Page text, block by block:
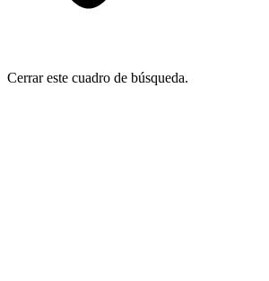
Cerrar este cuadro de búsqueda.